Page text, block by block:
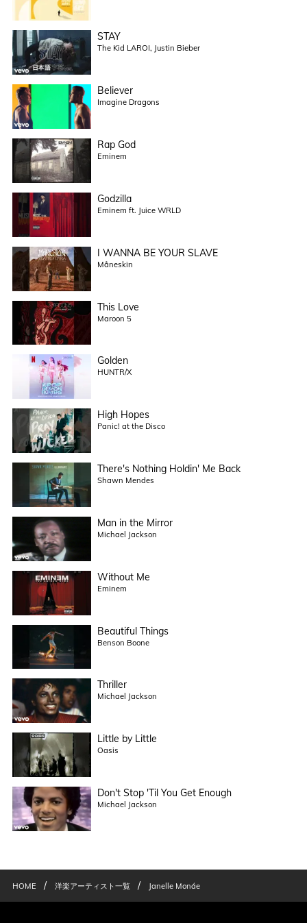
STAY
The Kid LAROI, Justin Bieber
Believer
Imagine Dragons
Rap God
Eminem
Godzilla
Eminem ft. Juice WRLD
I WANNA BE YOUR SLAVE
Måneskin
This Love
Maroon 5
Golden
HUNTR/X
High Hopes
Panic! at the Disco
There's Nothing Holdin' Me Back
Shawn Mendes
Man in the Mirror
Michael Jackson
Without Me
Eminem
Beautiful Things
Benson Boone
Thriller
Michael Jackson
Little by Little
Oasis
Don't Stop 'Til You Get Enough
Michael Jackson
HOME / 洋楽アーティスト一覧 / Janelle Monáe